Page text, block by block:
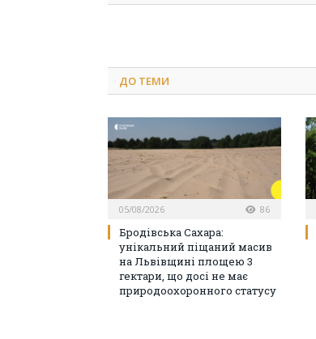
ДО ТЕМИ
05/08/2026 86
Бродівська Сахара:
унікальний піщаний масив
на Львівщині площею 3
гектари, що досі не має
природоохоронного статусу